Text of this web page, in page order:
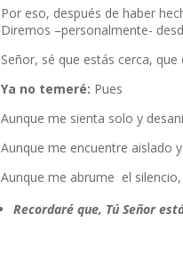
Por eso, después de haber
Diremos –personalmente-
Señor, sé que estás cerca,
Ya no temeré: Pues
Aunque me sienta solo y
Aunque me encuentre aislado
Aunque me abrume el
Recordaré que, Tú Señor